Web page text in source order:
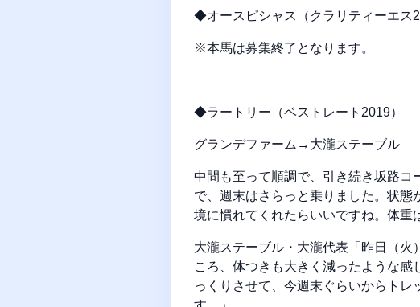
◆オースピシャス（クラリティーエス
※本馬は募集終了となります。
◆ラートリー（ベストレート2019）
グランデファーム→大瀧ステーブル
中間も至って順調で、引き続き坂路
で、週末はさらっと乗りました。状
境に慣れてくれたらいいですね。体重
大瀧ステーブル・大瀧代表「昨日（火
ころ、体つきも大きく減ったような
っくりさせて、今週末ぐらいからト